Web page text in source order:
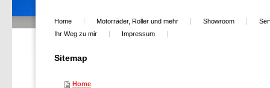
Home Motorräder, Roller und mehr Showroom
Ihr Weg zu mir
Impressum
Sitemap
Home